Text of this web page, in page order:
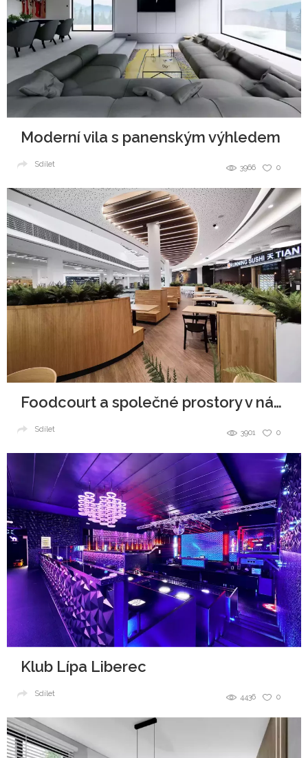
Moderní vila s panenským výhledem
0
3966
Sdílet
Foodcourt a společné prostory v nákupním centru
0
3901
Sdílet
Klub Lípa Liberec
0
4436
Sdílet